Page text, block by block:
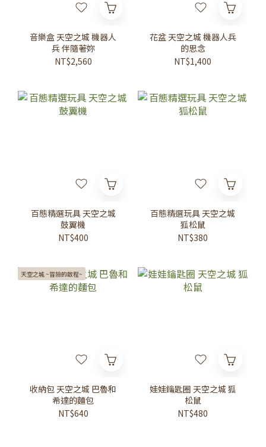
音樂盒 天空之城 機器人
兵 伴隨著妳
NT$2,560
花盆 天空之城 機器人兵
的思念
NT$1,400
百態精選玩具 天空之城
鼓翼機
NT$400
百態精選玩具 天空之城
狐松鼠
NT$380
天空之城 ~冒險的啟程~
收納包 天空之城 巴魯和
希達的麵包
NT$640
娃娃鑰匙圈 天空之城 狐
松鼠
NT$480